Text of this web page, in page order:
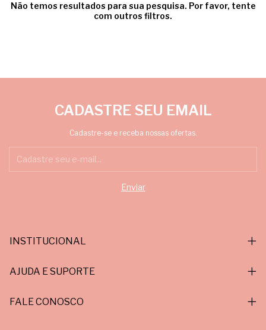
Não temos resultados para sua pesquisa. Por favor, tente
com outros filtros.
CADASTRE SEU EMAIL
Cadastre-se e receba nossas ofertas.
INSTITUCIONAL
AJUDA E SUPORTE
FALE CONOSCO